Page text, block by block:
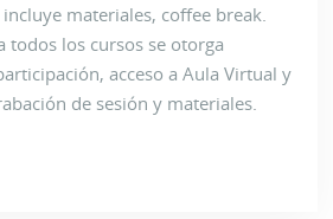
materiales, coffee break.
todos los cursos se otorga
acceso a Aula Virtual y
de sesión y materiales.